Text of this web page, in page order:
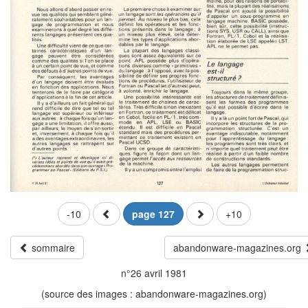
-10 page 127 +10
sommaire
abandonware-magazines.org
n°26 avril 1981
(source des images : abandonware-magazines.org)